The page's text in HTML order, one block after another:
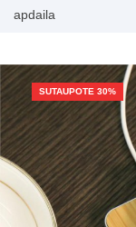
apdaila
SUTAUPOTE 30%